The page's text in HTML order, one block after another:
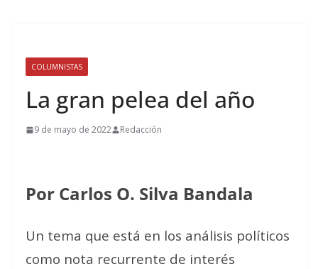
COLUMNISTAS
La gran pelea del año
9 de mayo de 2022 Redacción
Por Carlos O. Silva Bandala
Un tema que está en los análisis políticos
como nota recurrente de interés